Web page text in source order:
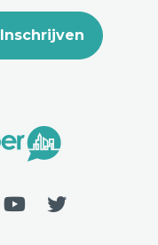
Inschrijven